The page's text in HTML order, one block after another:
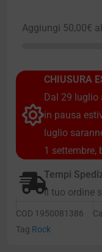
Aggiungi 50,00€
CHIUSURA
Dal 29 luglio
in pausa
luglio
1 settembre,
Tempi
Il tuo ordine
COD 1950081386
Tag Rock